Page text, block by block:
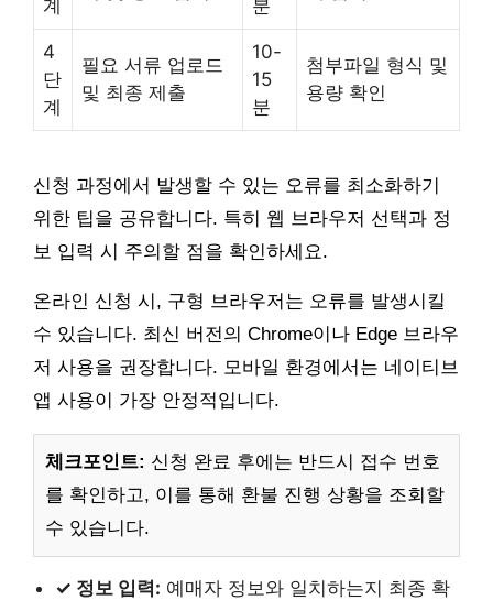
계 분
4
단
계
필요 서류 업로드
및 최종 제출
10-
15
분
첨부파일 형식 및
용량 확인
신청 과정에서 발생할 수 있는 오류를 최소화하기
위한 팁을 공유합니다. 특히 웹 브라우저 선택과 정
보 입력 시 주의할 점을 확인하세요.
온라인 신청 시, 구형 브라우저는 오류를 발생시킬
수 있습니다. 최신 버전의 Chrome이나 Edge 브라우
저 사용을 권장합니다. 모바일 환경에서는 네이티브
앱 사용이 가장 안정적입니다.
체크포인트: 신청 완료 후에는 반드시 접수 번호
를 확인하고, 이를 통해 환불 진행 상황을 조회할
수 있습니다.
✓ 정보 입력: 예매자 정보와 일치하는지 최종 확